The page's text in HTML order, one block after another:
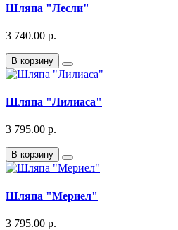
Шляпа "Лесли"
3 740.00 р.
В корзину
Шляпа "Лилиаса"
3 795.00 р.
В корзину
Шляпа "Мериел"
3 795.00 р.